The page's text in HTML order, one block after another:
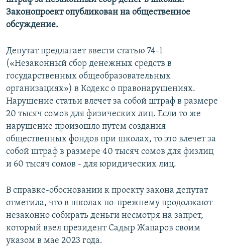
Законопроект опубликован на общественное
обсуждение.
Депутат предлагает ввести статью 74-1
(«Незаконный сбор денежных средств в
государственных общеобразовательных
организациях») в Кодекс о правонарушениях.
Нарушение статьи влечет за собой штраф в размере
20 тысяч сомов для физических лиц. Если то же
нарушение произошло путем создания
общественных фондов при школах, то это влечет за
собой штраф в размере 40 тысяч сомов для физлиц
и 60 тысяч сомов - для юридических лиц.
В справке-обосновании к проекту закона депутат
отметила, что в школах по-прежнему продолжают
незаконно собирать деньги несмотря на запрет,
который ввел президент Садыр Жапаров своим
указом в мае 2023 года.